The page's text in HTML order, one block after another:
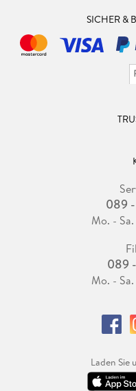
SICHER &
089
Mo. -
089
Mo. -
Laden Sie